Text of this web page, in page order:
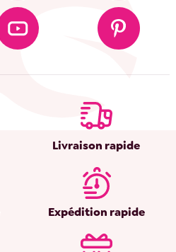
Livraison rapide
Expédition rapide